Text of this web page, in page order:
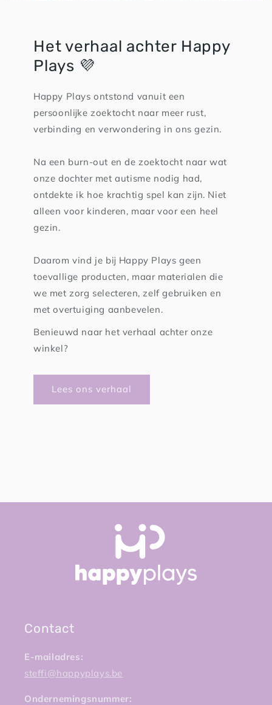
Het verhaal achter Happy
Plays 💜
Happy Plays ontstond vanuit een
persoonlijke zoektocht naar meer rust,
verbinding en verwondering in ons gezin.
Na een burn-out en de zoektocht naar wat
onze dochter met autisme nodig had,
ontdekte ik hoe krachtig spel kan zijn. Niet
alleen voor kinderen, maar voor een heel
gezin.
Daarom vind je bij Happy Plays geen
toevallige producten, maar materialen die
we met zorg selecteren, zelf gebruiken en
met overtuiging aanbevelen.
Benieuwd naar het verhaal achter onze
winkel?
Lees ons verhaal
Contact
E-mailadres:
steffi@happyplays.be
Ondernemingsnummer: